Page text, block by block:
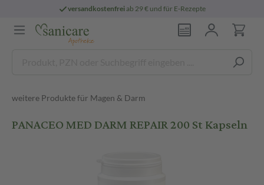
versandkostenfreiab 29 € und für E-Rezepte
weitere Produkte für Magen & Darm
PANACEO MED DARM REPAIR 200 St Kapseln